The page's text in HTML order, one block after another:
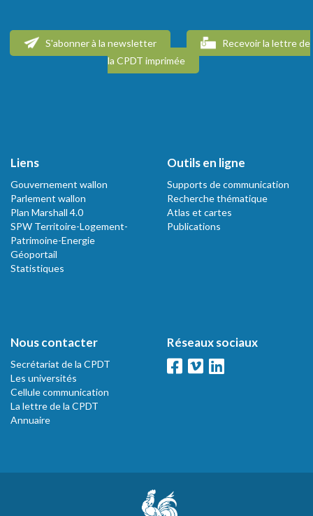
S'abonner à la newsletter
Recevoir la lettre de
la CPDT imprimée
Liens
Gouvernement wallon
Parlement wallon
Plan Marshall 4.0
SPW Territoire-Logement-
Patrimoine-Energie
Géoportail
Statistiques
Outils en ligne
Supports de communication
Recherche thématique
Atlas et cartes
Publications
Nous contacter
Secrétariat de la CPDT
Les universités
Cellule communication
La lettre de la CPDT
Annuaire
Réseaux sociaux